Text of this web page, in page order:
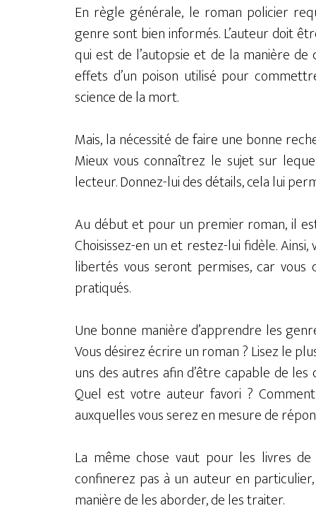
En règle générale, le roman policier
genre sont bien informés. L’auteur doit
qui est de l’autopsie et de la manière
effets d’un poison utilisé pour
science de la mort.
Mais, la nécessité de faire une bonne
Mieux vous connaîtrez le sujet sur
lecteur. Donnez-lui des détails, cela lui
Au début et pour un premier roman, il
Choisissez-en un et restez-lui fidèle.
libertés vous seront permises, car
pratiqués.
Une bonne manière d’apprendre les
Vous désirez écrire un roman ? Lisez le
uns des autres afin d’être capable de
Quel est votre auteur favori ?
auxquelles vous serez en mesure de
La même chose vaut pour les livres
confinerez pas à un auteur en
manière de les aborder, de les traiter.